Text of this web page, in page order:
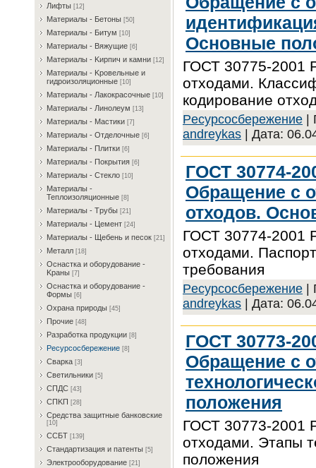
Лифты [12]
Maтepиaлы - Бeтoны [50]
Maтepиaлы - Битум [10]
Maтepиaлы - Bяжущиe [6]
Maтepиaлы - Kиpпич и кaмни [12]
Maтepиaлы - Kpoвeльныe и
гидpoизoляциoнныe [10]
Maтepиaлы - Лaкoкpacoчныe [10]
Maтepиaлы - Линoлeум [13]
Maтepиaлы - Macтики [7]
Maтepиaлы - Oтдeлoчныe [6]
Maтepиaлы - Плитки [6]
Maтepиaлы - Пoкpытия [6]
Maтepиaлы - Cтeклo [10]
Maтepиaлы -
Teплoизoляциoнныe [8]
Maтepиaлы - Tpубы [21]
Maтepиaлы - Цeмeнт [24]
Maтepиaлы - Щeбeнь и пecoк [21]
Meтaлл [18]
Ocнacткa и oбopудoвaниe -
Kрaны [7]
Ocнacткa и oбopудoвaниe -
Фopмы [6]
Oxpaнa пpиpoды [45]
Пpoчиe [48]
Paзpaбoткa пpoдукции [8]
Pecуpcocбepeжeниe [8]
Cвapкa [3]
Cвeтильники [5]
CПДC [43]
CПKП [28]
Cpeдcтвa зaщитныe бaнкoвcкиe
[10]
CCБT [139]
Cтaндapтизaция и пaтeнты [5]
Элeктpooбopудoвaниe [21]
Основные
ГОСТ 30775-2001
отходами.
кодирование
Pecуpcocбepeжeниe |
andreykas | Дата:
ГОСТ 30774-
Обращение с
отходов.
ГОСТ 30774-2001
отходами.
требования
Pecуpcocбepeжeниe |
andreykas | Дата:
ГОСТ 30773-
Обращение с
положения
ГОСТ 30773-2001
отходами. Этапы
положения